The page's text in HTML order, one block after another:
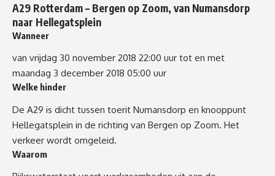
A29 Rotterdam – Bergen op Zoom, van Numansdorp
naar Hellegatsplein
Wanneer
van vrijdag 30 november 2018 22:00 uur tot en met
maandag 3 december 2018 05:00 uur
Welke hinder
De A29 is dicht tussen toerit Numansdorp en knooppunt
Hellegatsplein in de richting van Bergen op Zoom. Het
verkeer wordt omgeleid.
Waarom